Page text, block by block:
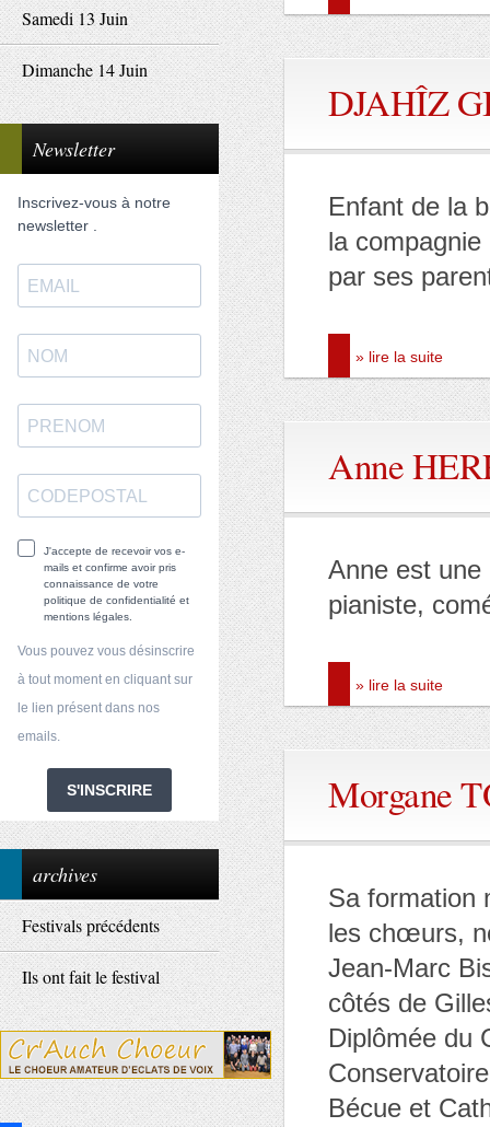
Samedi 13 Juin
Dimanche 14 Juin
Newsletter
Inscrivez-vous à notre
newsletter .
J'accepte de recevoir vos e-
mails et confirme avoir pris
connaissance de votre
politique de confidentialité et
mentions légales.
Vous pouvez vous désinscrire
à tout moment en cliquant sur
le lien présent dans nos
emails.
S'INSCRIRE
archives
Festivals précédents
Ils ont fait le festival
DJAHÎZ
Enfant de la
la
par ses
» lire la suite
Anne
Anne est
pianiste,
» lire la suite
Morgane
Sa formation
les chœurs,
Jean-Marc
côtés de
Diplômée du
Bécue et